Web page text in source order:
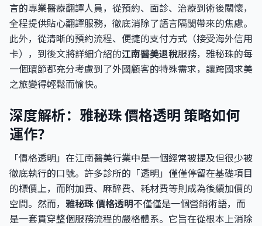
言的專業醫療翻譯人員，從預約、面診、治療到術後關懷，
全程提供貼心翻譯服務，徹底消除了語言隔閡帶來的焦慮。
此外，從清晰的預約流程、便捷的支付方式（接受海外信用
卡），到後文將詳細介紹的江南醫美退稅服務，雅秘珠的每
一個環節都充分考慮到了外國顧客的特殊需求，讓跨國求美
之旅變得輕鬆而愉快。
深度解析：雅秘珠 價格透明 策略如何
運作？
「價格透明」在江南醫美行業中是一個經常被提及但很少被
徹底執行的口號。許多診所的「透明」僅僅停留在基礎項目
的標價上，而附加費、麻醉費、耗材費等則成為後續加價的
空間。然而， 雅秘珠 價格透明不僅僅是一個營銷術語，而
是一套貫穿整個服務流程的嚴格體系。它旨在從根本上消除